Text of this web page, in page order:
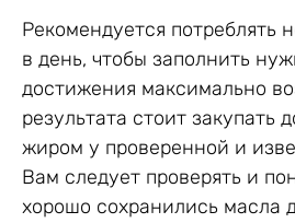
Рекомендуется потреблять
в день, чтобы заполнить
достижения максимально
результата стоит закупать
жиром у проверенной и
Вам следует проверять и
хорошо сохранились масла